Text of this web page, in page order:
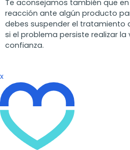
Te aconsejamos también que
reacción ante algún producto
debes suspender el tratamiento
si el problema persiste realizar
confianza.
x